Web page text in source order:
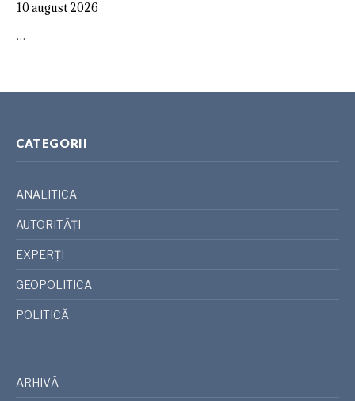
10 august 2026
…
CATEGORII
ANALITICA
AUTORITĂȚI
EXPERȚI
GEOPOLITICA
POLITICĂ
ARHIVĂ